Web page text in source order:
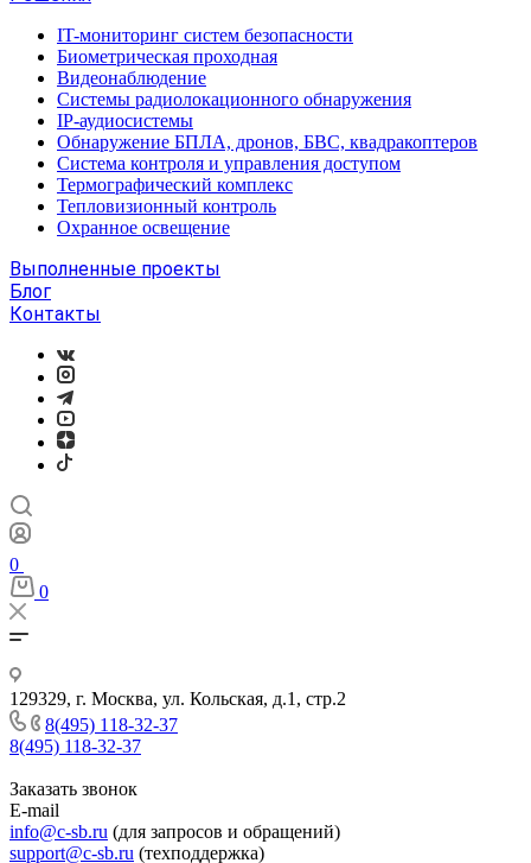
IT-мониторинг систем безопасности
Биометрическая проходная
Видеонаблюдение
Системы радиолокационного обнаружения
IP-аудиосистемы
Обнаружение БПЛА, дронов, БВС, квадракоптеров
Система контроля и управления доступом
Термографический комплекс
Тепловизионный контроль
Охранное освещение
Выполненные проекты
Блог
Контакты
0
0
129329, г. Москва, ул. Кольская, д.1, стр.2
8(495) 118-32-37
8(495) 118-32-37
Заказать звонок
E-mail
info@c-sb.ru (для запросов и обращений)
support@c-sb.ru (техподдержка)